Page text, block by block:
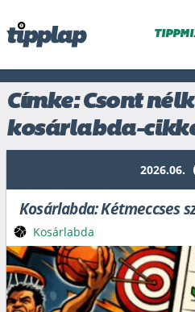
Címke: Csont
kosárlabda-
2026.06.
Kosárlabda: Kétmeccses
Kosárlabda